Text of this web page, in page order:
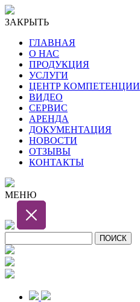
ЗАКРЫТЬ
ГЛАВНАЯ
О НАС
ПРОДУКЦИЯ
УСЛУГИ
ЦЕНТР КОМПЕТЕНЦИИ
ВИДЕО
СЕРВИС
АРЕНДА
ДОКУМЕНТАЦИЯ
НОВОСТИ
ОТЗЫВЫ
КОНТАКТЫ
МЕНЮ